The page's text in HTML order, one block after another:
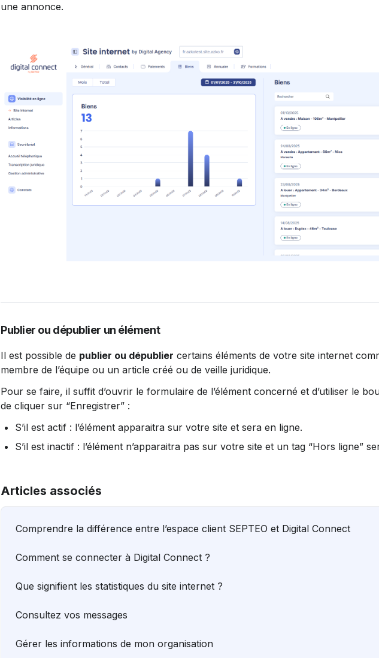
une annonce.
Publier ou dépublier un élément
Il est possible de publier ou dépublier certains éléments de votre site internet
membre de l’équipe ou un article créé ou de veille juridique.
Pour se faire, il suffit d’ouvrir le formulaire de l’élément concerné et d’utiliser le
de cliquer sur “Enregistrer” :
S’il est actif : l’élément apparaitra sur votre site et sera en ligne.
S’il est inactif : l’élément n’apparaitra pas sur votre site et un tag “Hors ligne”
Articles associés
Comprendre la différence entre l’espace client SEPTEO et Digital Connect
Comment se connecter à Digital Connect ?
Que signifient les statistiques du site internet ?
Consultez vos messages
Gérer les informations de mon organisation